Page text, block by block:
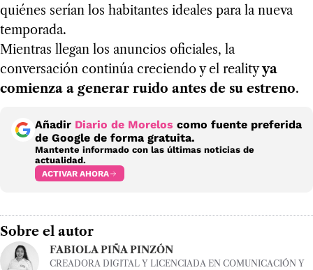
quiénes serían los habitantes ideales para la nueva
temporada.
Mientras llegan los anuncios oficiales, la
conversación continúa creciendo y el realityya
comienza a generar ruido antes de su estreno.
Añadir Diario de Morelos como fuente preferida
de Google de forma gratuita.
Mantente informado con las últimas noticias de
actualidad.
ACTIVAR AHORA
Sobre el autor
FABIOLA PIÑA PINZÓN
CREADORA DIGITAL Y LICENCIADA EN COMUNICACIÓN Y